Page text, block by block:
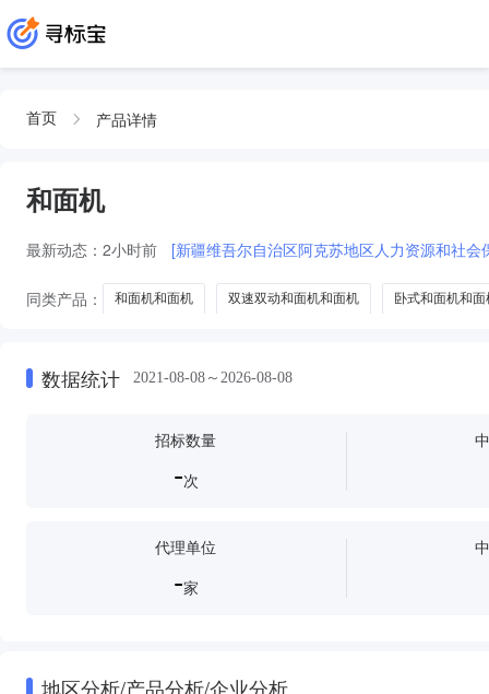
首页 产品详情
和面机
最新动态： 2小时前 [新疆维吾尔自治区阿克苏地区人力资源和社
同类产品： 和面机和面机 双速双动和面机和面机 卧式和面机和面
数据统计 2021-08-08～2026-08-08
招标数量
-次
代理单位
-家
地区分析/产品分析/企业分析